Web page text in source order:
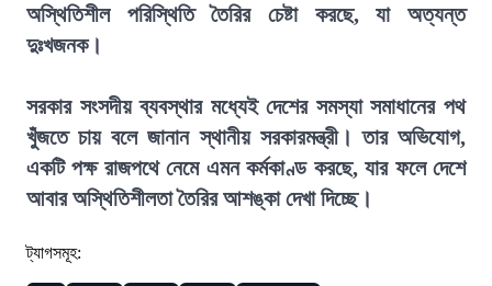
অস্থিতিশীল পরিস্থিতি তৈরির চেষ্টা করছে, যা অত্যন্ত
দুঃখজনক।
সরকার সংসদীয় ব্যবস্থার মধ্যেই দেশের সমস্যা সমাধানের পথ
খুঁজতে চায় বলে জানান স্থানীয় সরকারমন্ত্রী। তার অভিযোগ,
একটি পক্ষ রাজপথে নেমে এমন কর্মকাণ্ড করছে, যার ফলে দেশে
আবার অস্থিতিশীলতা তৈরির আশঙ্কা দেখা দিচ্ছে।
ট্যাগসমূহ: